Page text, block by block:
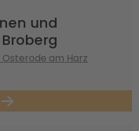
und
Osterode am Harz